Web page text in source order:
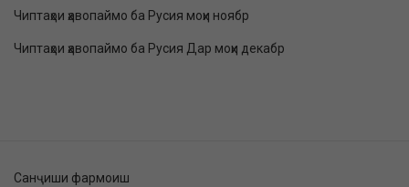
Чиптаҳои ҳавопаймо ба Русия моҳи ноябр
Чиптаҳои ҳавопаймо ба Русия Дар моҳи декабр
Санҷиши фармоиш